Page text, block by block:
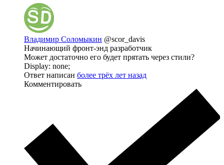
Владимир Соломыкин @scor_davis
Начинающий фронт-энд разработчик
Может достаточно его будет прятать через стили?
Display: none;
Ответ написан более трёх лет назад
Комментировать